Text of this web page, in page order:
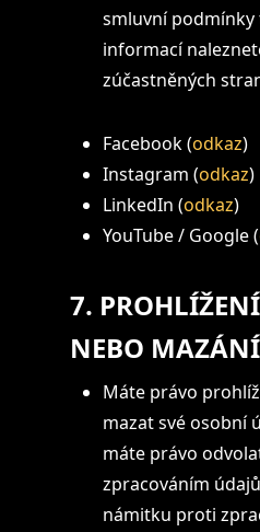
smluvní
informací
zúčastněných
Facebook (odkaz)
Instagram (odkaz)
LinkedIn (odkaz)
YouTube / Google (
7.
NEBO
Máte právo
mazat své osobní
máte právo
zpracováním
námitku proti